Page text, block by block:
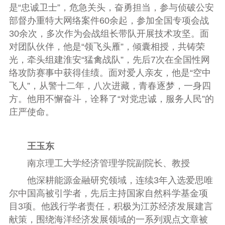
是“忠诚卫士”，危急关头，奋勇担当，参与侦破公安
部督办重特大网络案件60余起，参加全国专项会战
30余次，多次作为会战组长带队开展技术攻坚。面
对团队伙伴，他是“领飞头雁”，倾囊相授，共铸荣
光，牵头组建淮安“猛禽战队”，先后7次在全国性网
络攻防赛事中获得佳绩。面对爱人亲友，他是“空中
飞人”，从警十二年，八次进藏，青春逐梦，一身四
方。他用不懈奋斗，诠释了“对党忠诚，服务人民”的
庄严使命。
王玉东
南京理工大学经济管理学院副院长、教授
他深耕能源金融研究领域，连续3年入选爱思唯
尔中国高被引学者，先后主持国家自然科学基金项
目3项。他践行学者责任，积极为江苏经济发展建言
献策，围绕海洋经济发展领域的一系列观点文章被